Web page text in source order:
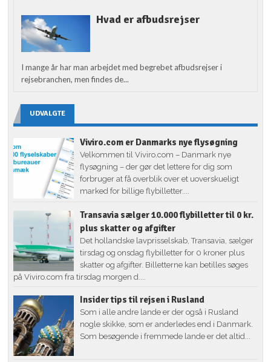
Hvad er afbudsrejser
I mange år har man arbejdet med begrebet afbudsrejser i
rejsebranchen, men findes de...
UDVALGTE
Viviro.com er Danmarks nye flysøgning
Velkommen til Viviro.com – Danmark nye
flysøgning – der gør det lettere for dig som
forbruger at få overblik over et uoverskueligt
marked for billige flybilletter....
Transavia sælger 10.000 flybilletter til 0 kr.
plus skatter og afgifter
Det hollandske lavprisselskab, Transavia, sælger
tirsdag og onsdag flybilletter for 0 kroner plus
skatter og afgifter. Billetterne kan betilles søges
på Viviro.com fra tirsdag morgen d....
Insider tips til rejsen i Rusland
Som i alle andre lande er der også i Rusland
nogle skikke, som er anderledes end i Danmark.
Som besøgende i fremmede lande er det altid...